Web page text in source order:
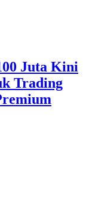
Juta Kini
Trading